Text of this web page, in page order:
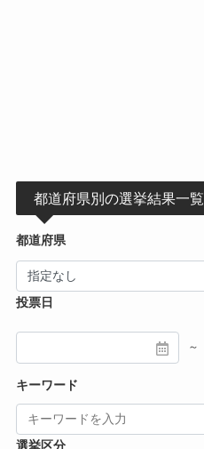
都道府県別の選挙結果一覧
都道府県
投票日
～
キーワード
選挙区分